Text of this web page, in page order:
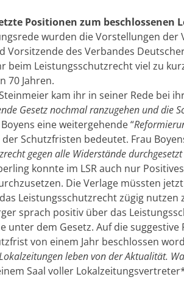
Positionen zum beschlossenen
wurden die Vorstellungen der
Vorsitzende des Verbandes
beim Leistungsschutzrecht viel zu
70 Jahren.
kam ihr in seiner Rede bei
Gesetz nochmal ranzugehen und die
eine weitergehende “
Schutzfristen bedeutet. Frau
gegen alle Widerstände
konnte im LSR auch nur
Die Verlage müssten
Leistungsschutzrecht zügig nutzen
sprach positiv über das
unter dem Gesetz. Auf die
von einem Jahr beschlossen
leben von der Aktualität.
Saal voller